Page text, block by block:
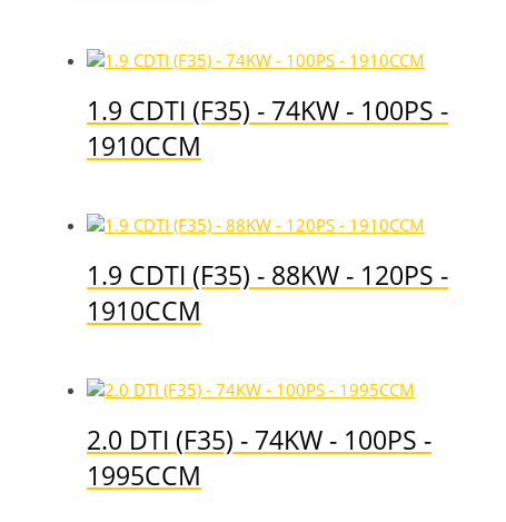
1.9 CDTI (F35) - 74KW - 100PS -
1910CCM
1.9 CDTI (F35) - 88KW - 120PS -
1910CCM
2.0 DTI (F35) - 74KW - 100PS -
1995CCM